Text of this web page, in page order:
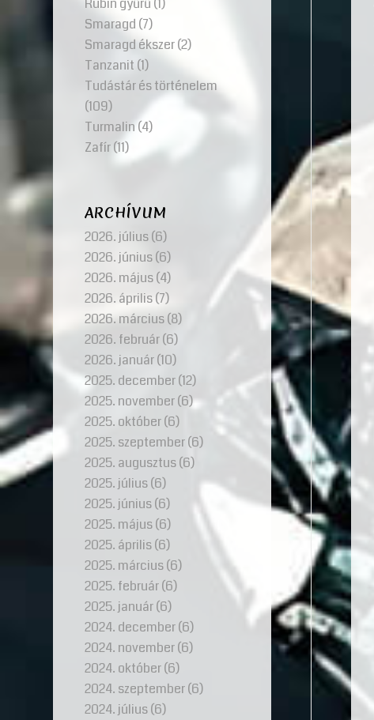
Smaragd (7)
Smaragd ékszer(2)
Tanzanit (1)
Tudástár és történelem
(109)
Turmalin (4)
Zafír(11)
ARCHÍVUM
2026. július(6)
2026. június(6)
2026. május(4)
2026. április(7)
2026. március(8)
2026. február(6)
2026. január(10)
2025. december(12)
2025. november(6)
2025. október(6)
2025. szeptember(6)
2025. augusztus(6)
2025. július(6)
2025. június(6)
2025. május(6)
2025. április(6)
2025. március(6)
2025. február(6)
2025. január(6)
2024. december(6)
2024. november(6)
2024. október(6)
2024. szeptember(6)
2024. július(6)